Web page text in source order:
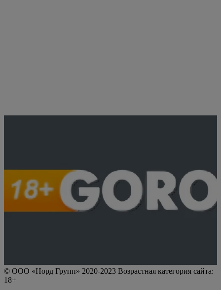
© ООО «Норд Групп» 2020-2023 Возрастная категория сайта:
18+